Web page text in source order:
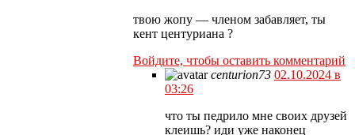
твою жопу — членом забавляет, ты
кент центуриана ?
Войдите, чтобы оставить комментарий
centurion73 02.10.2024 в
03:26
что ты педрило мне своих друзей
клеишь? иди уже наконец